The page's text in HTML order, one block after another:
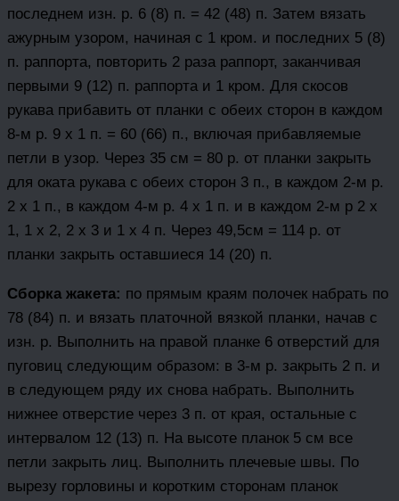
последнем изн. р. 6 (8) п. = 42 (48) п. Затем вязать
ажурным узором, начиная с 1 кром. и последних 5 (8)
п. раппорта, повторить 2 раза раппорт, заканчивая
первыми 9 (12) п. раппорта и 1 кром. Для скосов
рукава прибавить от планки с обеих сторон в каждом
8-м р. 9 х 1 п. = 60 (66) п., включая прибавляемые
петли в узор. Через 35 см = 80 р. от планки закрыть
для оката рукава с обеих сторон 3 п., в каждом 2-м р.
2 х 1 п., в каждом 4-м р. 4 х 1 п. и в каждом 2-м р 2 х
1, 1 х 2, 2 х 3 и 1 х 4 п. Через 49,5см = 114 р. от
планки закрыть оставшиеся 14 (20) п.
Сборка жакета: по прямым краям полочек набрать по
78 (84) п. и вязать платочной вязкой планки, начав с
изн. р. Выполнить на правой планке 6 отверстий для
пуговиц следующим образом: в 3-м р. закрыть 2 п. и
в следующем ряду их снова набрать. Выполнить
нижнее отверстие через 3 п. от края, остальные с
интервалом 12 (13) п. На высоте планок 5 см все
петли закрыть лиц. Выполнить плечевые швы. По
вырезу горловины и коротким сторонам планок